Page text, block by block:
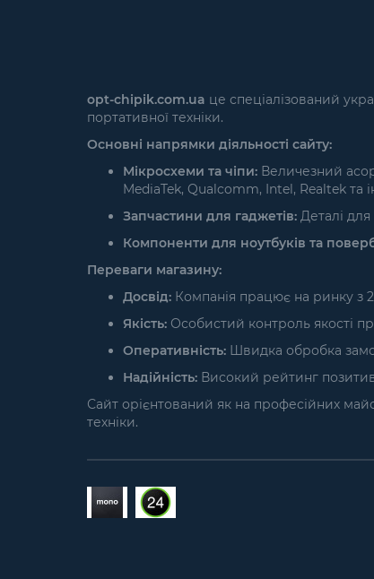
opt-chipik.com.ua це спеціалізований
портативної техніки.
Основні напрямки діяльності сайту:
Мікросхеми та чіпи: Величезний
MediaTek, Qualcomm, Intel, Realtek та
Запчастини для гаджетів: Деталі
Компоненти для ноутбуків та
Переваги магазину:
Досвід: Компанія працює на ринку з
Якість: Особистий контроль якості
Оперативність: Швидка обробка
Надійність: Високий рейтинг
Сайт орієнтований як на професійних
техніки.